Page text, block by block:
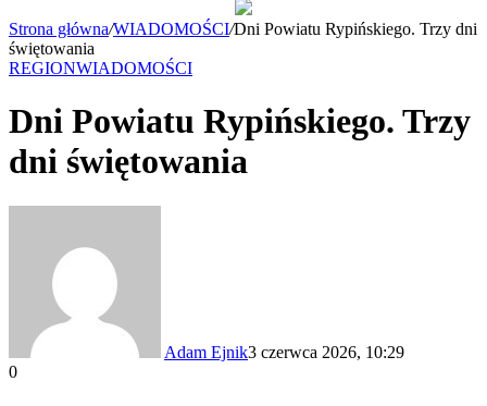
Strona główna/WIADOMOŚCI/Dni Powiatu Rypińskiego. Trzy dni
świętowania
REGIONWIADOMOŚCI
Dni Powiatu Rypińskiego. Trzy
dni świętowania
Adam Ejnik3 czerwca 2026, 10:29
0